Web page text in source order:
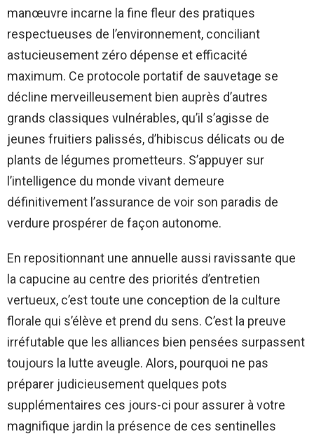
manœuvre incarne la fine fleur des pratiques
respectueuses de l’environnement, conciliant
astucieusement zéro dépense et efficacité
maximum. Ce protocole portatif de sauvetage se
décline merveilleusement bien auprès d’autres
grands classiques vulnérables, qu’il s’agisse de
jeunes fruitiers palissés, d’hibiscus délicats ou de
plants de légumes prometteurs. S’appuyer sur
l’intelligence du monde vivant demeure
définitivement l’assurance de voir son paradis de
verdure prospérer de façon autonome.
En repositionnant une annuelle aussi ravissante que
la capucine au centre des priorités d’entretien
vertueux, c’est toute une conception de la culture
florale qui s’élève et prend du sens. C’est la preuve
irréfutable que les alliances bien pensées surpassent
toujours la lutte aveugle. Alors, pourquoi ne pas
préparer judicieusement quelques pots
supplémentaires ces jours-ci pour assurer à votre
magnifique jardin la présence de ces sentinelles